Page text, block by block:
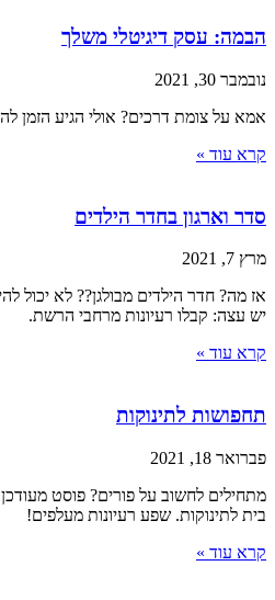
הבמה: עסק דיגיטלי משלך
נובמבר 30, 2021
אמא על צומת דרכים? אולי הגיע הזמן
קרא עוד »
סדר וארגון בחדר הילדים
מרץ 7, 2021
אז מה? חדר הילדים מבולגן?? לא יכול
יש עצה: קבלו רעיונות מרחבי הרשת.
קרא עוד »
תחפושות לתינוקות
פברואר 18, 2021
מתחילים לחשוב על פורים? פוסט
בית לתינוקות. שפע רעיונות מעלפים!
קרא עוד »